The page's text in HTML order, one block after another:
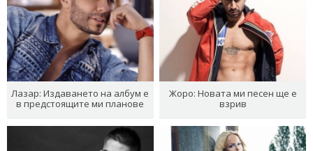
Лазар: Издаването на албум е
в предстоящите ми планове
Жоро: Новата ми песен ще е
взрив